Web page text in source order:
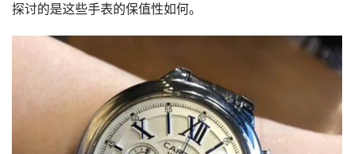
探讨的是这些手表的保值性如何。